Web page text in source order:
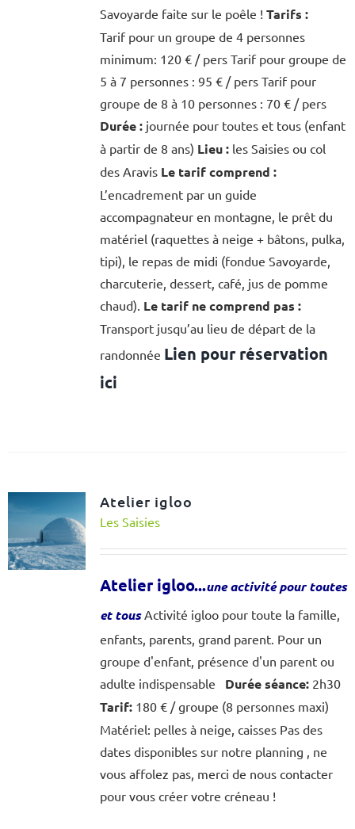
Savoyarde faite sur le poêle ! Tarifs :
Tarif pour un groupe de 4 personnes
minimum: 120 € / pers Tarif pour groupe de
5 à 7 personnes : 95 € / pers Tarif pour
groupe de 8 à 10 personnes : 70 € / pers
Durée :journée pour toutes et tous (enfant
à partir de 8 ans) Lieu :les Saisies ou col
des Aravis Le tarif comprend :
L’encadrement par un guide
accompagnateur en montagne, le prêt du
matériel (raquettes à neige + bâtons, pulka,
tipi), le repas de midi (fondue Savoyarde,
charcuterie, dessert, café, jus de pomme
chaud). Le tarif ne comprend pas :
Transport jusqu’au lieu de départ de la
randonnée Lien pour réservation
ici
Atelier igloo
Les Saisies
Atelier igloo...une activité pour toutes
et tousActivité igloo pour toute la famille,
enfants, parents, grand parent. Pour un
groupe d'enfant, présence d'un parent ou
adulte indispensable Durée séance:2h30
Tarif:180 € / groupe (8 personnes maxi)
Matériel: pelles à neige, caisses Pas des
dates disponibles sur notre planning , ne
vous affolez pas, merci de nous contacter
pour vous créer votre créneau !